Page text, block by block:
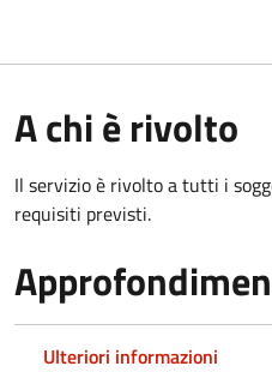
A chi è rivolto
Il servizio è rivolto a tutti i
requisiti previsti.
Ulteriori informazioni